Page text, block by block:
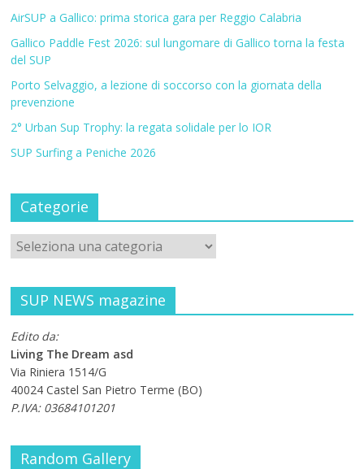
AirSUP a Gallico: prima storica gara per Reggio Calabria
Gallico Paddle Fest 2026: sul lungomare di Gallico torna la festa
del SUP
Porto Selvaggio, a lezione di soccorso con la giornata della
prevenzione
2° Urban Sup Trophy: la regata solidale per lo IOR
SUP Surfing a Peniche 2026
Categorie
SUP NEWS magazine
Edito da:
Living The Dream asd
Via Riniera 1514/G
40024 Castel San Pietro Terme (BO)
P.IVA: 03684101201
Random Gallery